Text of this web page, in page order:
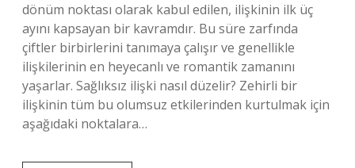
dönüm noktası olarak kabul edilen, ilişkinin ilk üç
ayını kapsayan bir kavramdır. Bu süre zarfında
çiftler birbirlerini tanımaya çalışır ve genellikle
ilişkilerinin en heyecanlı ve romantik zamanını
yaşarlar. Sağlıksız ilişki nasıl düzelir? Zehirli bir
ilişkinin tüm bu olumsuz etkilerinden kurtulmak için
aşağıdaki noktalara…